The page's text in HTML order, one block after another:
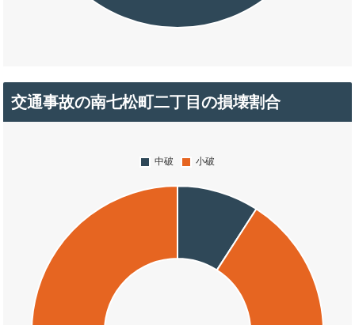
交通事故の南七松町二丁目の損壊割合